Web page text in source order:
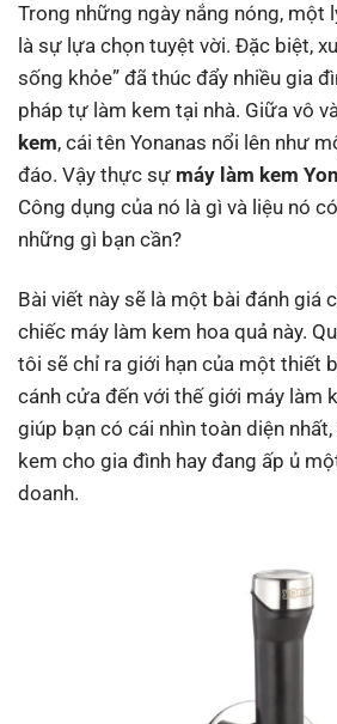
Trong những ngày nắng nóng, một
là sự lựa chọn tuyệt vời. Đặc biệt,
sống khỏe” đã thúc đẩy nhiều gia
pháp tự làm kem tại nhà. Giữa vô
kem, cái tên Yonanas nổi lên như
đáo. Vậy thực sự máy làm kem
Công dụng của nó là gì và liệu nó
những gì bạn cần?
Bài viết này sẽ là một bài đánh giá
chiếc máy làm kem hoa quả này.
tôi sẽ chỉ ra giới hạn của một thiết
cánh cửa đến với thế giới máy làm
giúp bạn có cái nhìn toàn diện
kem cho gia đình hay đang ấp ủ
doanh.